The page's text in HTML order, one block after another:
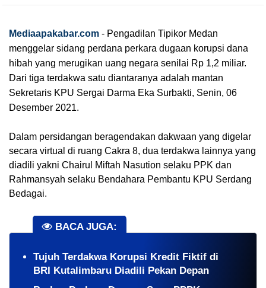
Mediaapakabar.com - Pengadilan Tipikor Medan
menggelar sidang perdana perkara dugaan korupsi dana
hibah yang merugikan uang negara senilai Rp 1,2 miliar.
Dari tiga terdakwa satu diantaranya adalah mantan
Sekretaris KPU Sergai Darma Eka Surbakti, Senin, 06
Desember 2021.
Dalam persidangan beragendakan dakwaan yang digelar
secara virtual di ruang Cakra 8, dua terdakwa lainnya yang
diadili yakni Chairul Miftah Nasution selaku PPK dan
Rahmansyah selaku Bendahara Pembantu KPU Serdang
Bedagai.
BACA JUGA:
Tujuh Terdakwa Korupsi Kredit Fiktif di
BRI Kutalimbaru Diadili Pekan Depan